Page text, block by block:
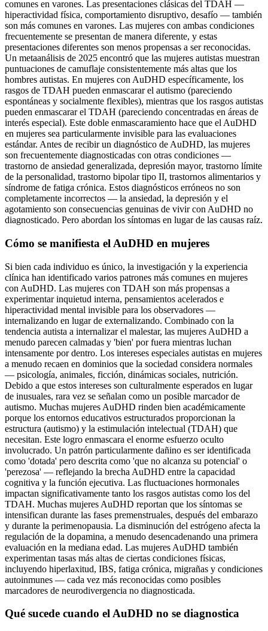
comunes en varones. Las presentaciones clásicas del TDAH —
hiperactividad física, comportamiento disruptivo, desafío — también
son más comunes en varones. Las mujeres con ambas condiciones
frecuentemente se presentan de manera diferente, y estas
presentaciones diferentes son menos propensas a ser reconocidas.
Un metaanálisis de 2025 encontró que las mujeres autistas muestran
puntuaciones de camuflaje consistentemente más altas que los
hombres autistas. En mujeres con AuDHD específicamente, los
rasgos de TDAH pueden enmascarar el autismo (pareciendo
espontáneas y socialmente flexibles), mientras que los rasgos autistas
pueden enmascarar el TDAH (pareciendo concentradas en áreas de
interés especial). Este doble enmascaramiento hace que el AuDHD
en mujeres sea particularmente invisible para las evaluaciones
estándar. Antes de recibir un diagnóstico de AuDHD, las mujeres
son frecuentemente diagnosticadas con otras condiciones —
trastorno de ansiedad generalizada, depresión mayor, trastorno límite
de la personalidad, trastorno bipolar tipo II, trastornos alimentarios y
síndrome de fatiga crónica. Estos diagnósticos erróneos no son
completamente incorrectos — la ansiedad, la depresión y el
agotamiento son consecuencias genuinas de vivir con AuDHD no
diagnosticado. Pero abordan los síntomas en lugar de las causas raíz.
Cómo se manifiesta el AuDHD en mujeres
Si bien cada individuo es único, la investigación y la experiencia
clínica han identificado varios patrones más comunes en mujeres
con AuDHD. Las mujeres con TDAH son más propensas a
experimentar inquietud interna, pensamientos acelerados e
hiperactividad mental invisible para los observadores —
internalizando en lugar de externalizando. Combinado con la
tendencia autista a internalizar el malestar, las mujeres AuDHD a
menudo parecen calmadas y 'bien' por fuera mientras luchan
intensamente por dentro. Los intereses especiales autistas en mujeres
a menudo recaen en dominios que la sociedad considera normales
— psicología, animales, ficción, dinámicas sociales, nutrición.
Debido a que estos intereses son culturalmente esperados en lugar
de inusuales, rara vez se señalan como un posible marcador de
autismo. Muchas mujeres AuDHD rinden bien académicamente
porque los entornos educativos estructurados proporcionan la
estructura (autismo) y la estimulación intelectual (TDAH) que
necesitan. Este logro enmascara el enorme esfuerzo oculto
involucrado. Un patrón particularmente dañino es ser identificada
como 'dotada' pero descrita como 'que no alcanza su potencial' o
'perezosa' — reflejando la brecha AuDHD entre la capacidad
cognitiva y la función ejecutiva. Las fluctuaciones hormonales
impactan significativamente tanto los rasgos autistas como los del
TDAH. Muchas mujeres AuDHD reportan que los síntomas se
intensifican durante las fases premenstruales, después del embarazo
y durante la perimenopausia. La disminución del estrógeno afecta la
regulación de la dopamina, a menudo desencadenando una primera
evaluación en la mediana edad. Las mujeres AuDHD también
experimentan tasas más altas de ciertas condiciones físicas,
incluyendo hiperlaxitud, IBS, fatiga crónica, migrañas y condiciones
autoinmunes — cada vez más reconocidas como posibles
marcadores de neurodivergencia no diagnosticada.
Qué sucede cuando el AuDHD no se diagnostica